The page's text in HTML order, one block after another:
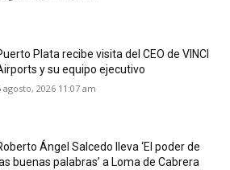
Plata recibe visita del CEO de VINCI
y su equipo ejecutivo
agosto, 2026 11:07 am
Ángel Salcedo lleva ‘El poder de
buenas palabras’ a Loma de Cabrera